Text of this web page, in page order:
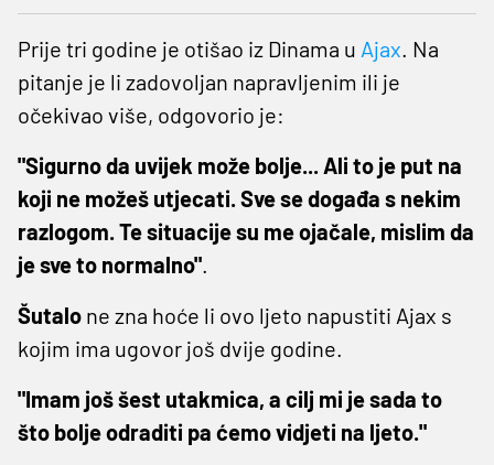
Prije tri godine je otišao iz Dinama u Ajax. Na
pitanje je li zadovoljan napravljenim ili je
očekivao više, odgovorio je:
"Sigurno da uvijek može bolje... Ali to je put na
koji ne možeš utjecati. Sve se događa s nekim
razlogom. Te situacije su me ojačale, mislim da
je sve to normalno".
Šutalo ne zna hoće li ovo ljeto napustiti Ajax s
kojim ima ugovor još dvije godine.
"Imam još šest utakmica, a cilj mi je sada to
što bolje odraditi pa ćemo vidjeti na ljeto."